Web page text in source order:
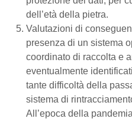
dell’età della pietra.
Valutazioni di
presenza di un sistema
coordinato di raccolta e
eventualmente
tante difficoltà della
sistema di
All’epoca della